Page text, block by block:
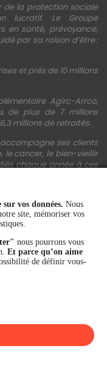
de la protection sociale
lucratif. Le Groupe
en santé, prévoyance,
par sa raison d’être :
et près de 10 millions
Agirc-Arrco,
de plus de 7 millions
millions de retraités.
ses clients
le cancer, le bien-vieillir
chaque année à ces
confirmées par une
Global Ratings et
Malakoff Humanis
notées au monde
Gold - 81/100 en
Top Employer France
vos données. Nous
site, mémoriser vos
nous pourrons vous
Et parce qu’on aime
de définir vous-